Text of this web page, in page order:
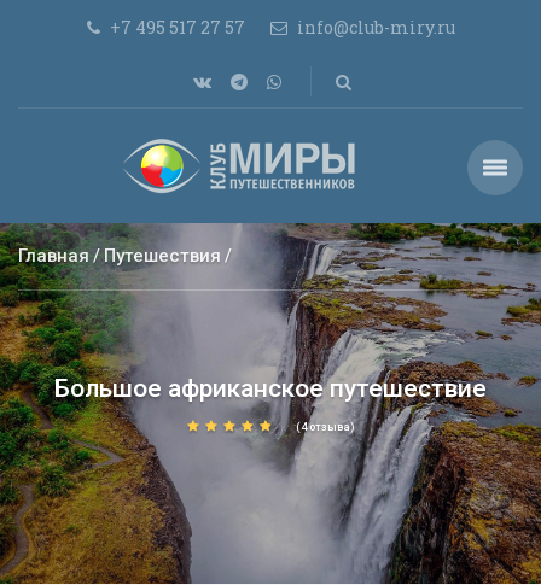
+7 495 517 27 57 info@club-miry.ru
Главная Путешествия
Большое африканское путешествие
(4 отзыва)